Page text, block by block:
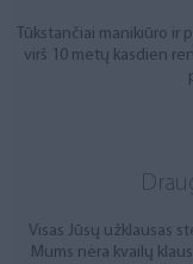
Tūkstančiai manikiūro ir
virš 10 metų kasdien
Visas Jūsų užklausas
Mums nėra kvailų